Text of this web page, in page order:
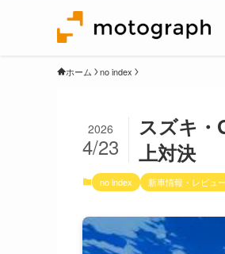
ホーム no index
スズキ・
上対決
2026
4/23
no index 新車情報・レビュー